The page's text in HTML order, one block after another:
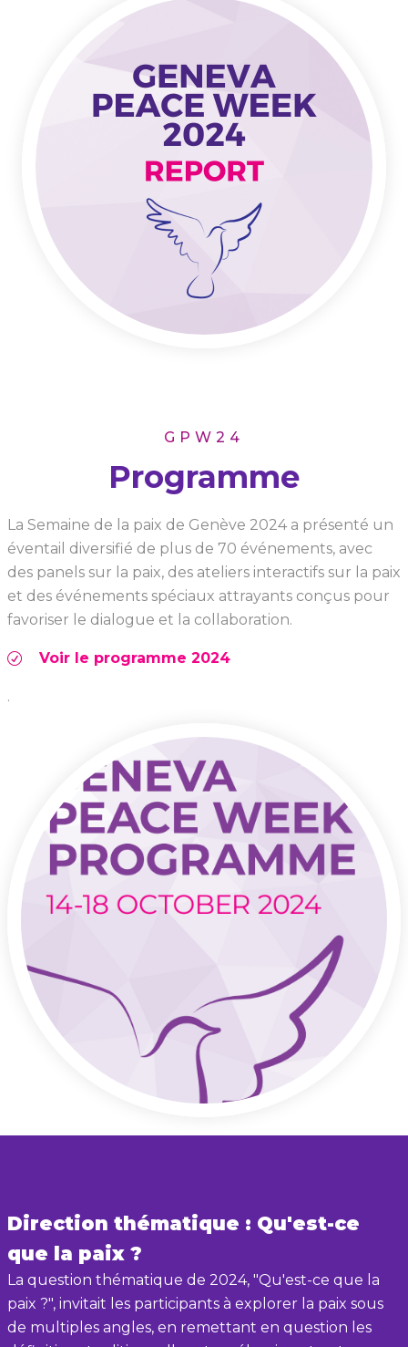
GPW24
Programme
La Semaine de la paix de Genève 2024 a présenté un
éventail diversifié de plus de 70 événements, avec
des panels sur la paix, des ateliers interactifs sur la paix
et des événements spéciaux attrayants conçus pour
favoriser le dialogue et la collaboration.
Voir le programme 2024
.
Direction thématique : Qu'est-ce
que la paix ?
La question thématique de 2024, "Qu'est-ce que la
paix ?", invitait les participants à explorer la paix sous
de multiples angles, en remettant en question les